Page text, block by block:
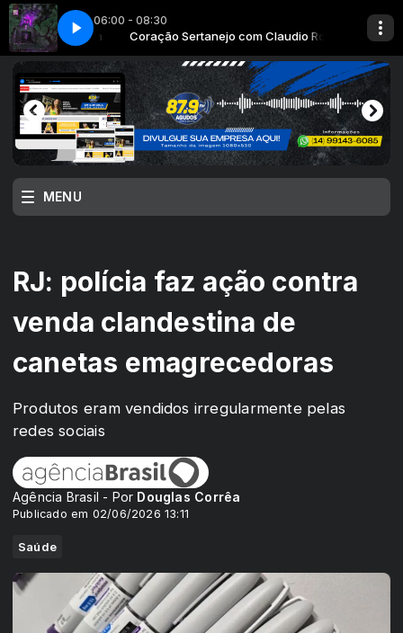
06:00 - 08:30
Rosa Coração Sertanejo com Claudio Rosa
SPOT KAIZEN
MENU
RJ: polícia faz ação contra
venda clandestina de
canetas emagrecedoras
Produtos eram vendidos irregularmente pelas
redes sociais
Agência Brasil - Por Douglas Corrêa
Publicado em 02/06/2026 13:11
Saúde